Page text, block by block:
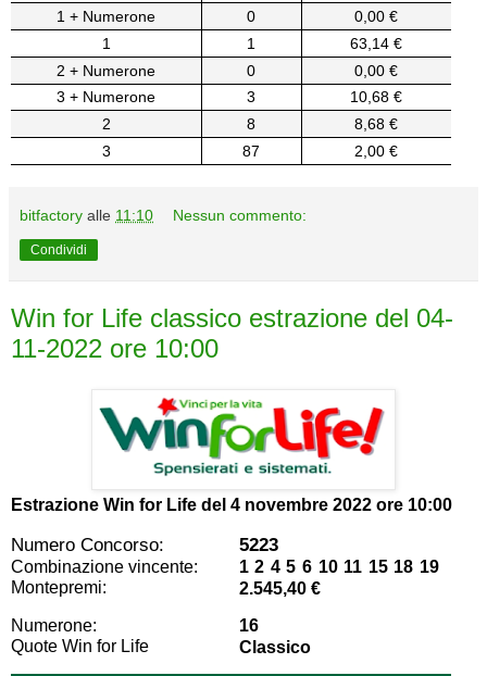
1 + Numerone
0
0,00 €
1
1
63,14 €
2 + Numerone
0
0,00 €
3 + Numerone
3
10,68 €
2
8
8,68 €
3
87 2,00 €
bitfactory alle 11:10 Nessun commento:
Condividi
Win for Life classico estrazione del 04-
11-2022 ore 10:00
Estrazione Win for Life del 4 novembre 2022 ore 10:00
Numero Concorso: 5223
Combinazione vincente:
1 2 4 5 6 10 11 15 18 19
Montepremi:
2.545,40 €
Numerone:
16
Quote Win for Life
Classico